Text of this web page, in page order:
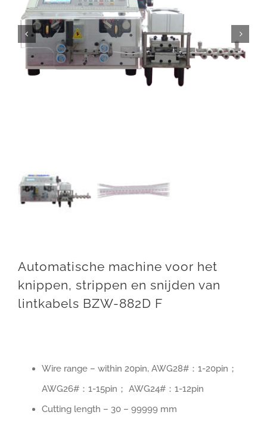
Automatische machine voor het
knippen, strippen en snijden van
lintkabels BZW-882D F
Wire range – within 20pin, AWG28#：1-20pin；
AWG26#：1-15pin； AWG24#：1-12pin
Cutting length – 30 – 99999 mm